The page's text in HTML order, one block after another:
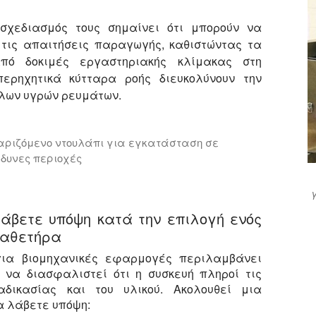
τους σημαίνει ότι μπορούν να
απαιτήσεις παραγωγής, καθιστώντας τα
δοκιμές εργαστηριακής κλίμακας στη
κύτταρα ροής διευκολύνουν την
υγρών ρευμάτων.
ντουλάπι για εγκατάσταση σε
περιοχές
υπόψη κατά την επιλογή ενός
βιομηχανικές εφαρμογές περιλαμβάνει
διασφαλιστεί ότι η συσκευή πληροί τις
και του υλικού. Ακολουθεί μια
λάβετε υπόψη: